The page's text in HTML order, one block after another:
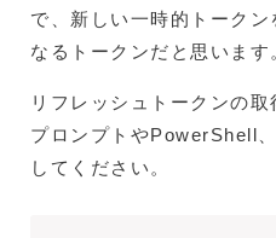
で、新しい一時的トーク
なるトークンだと思います
リフレッシュトークンの
プロンプトやPowerShell
してください。